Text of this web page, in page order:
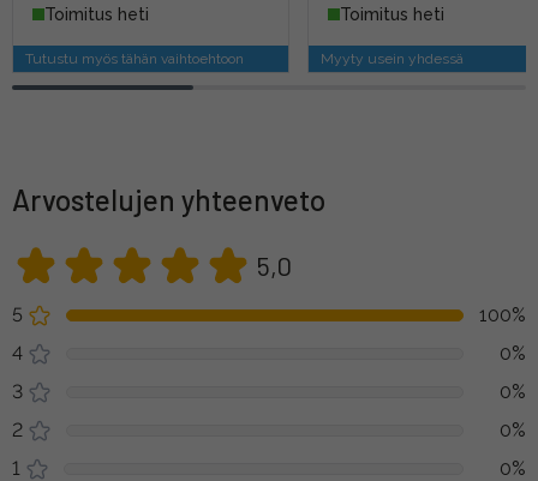
Toimitus heti
Tutustu myös tähän vaihtoehtoon
Toimitus heti
Myyty usein yhdessä
Arvostelujen yhteenveto
5,0
5
100%
4
0%
3
0%
2
0%
1
0%